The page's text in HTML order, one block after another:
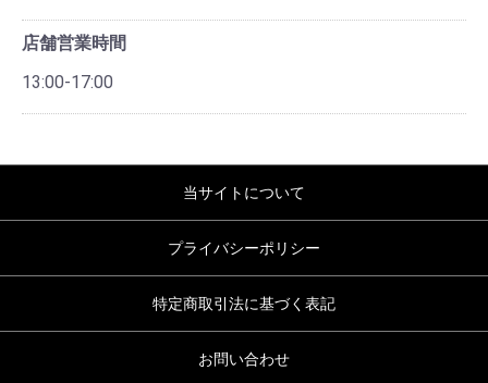
店舗営業時間
13:00-17:00
当サイトについて
プライバシーポリシー
特定商取引法に基づく表記
お問い合わせ